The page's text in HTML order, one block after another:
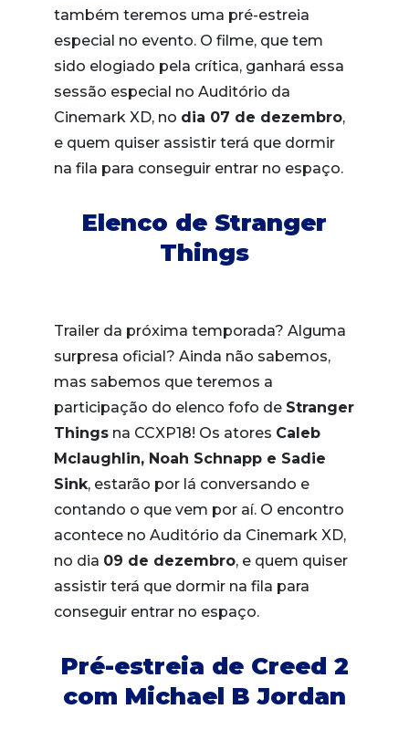
também teremos uma pré-estreia
especial no evento. O filme, que tem
sido elogiado pela crítica, ganhará essa
sessão especial no Auditório da
Cinemark XD, no dia 07 de dezembro,
e quem quiser assistir terá que dormir
na fila para conseguir entrar no espaço.
Elenco de Stranger
Things
Trailer da próxima temporada? Alguma
surpresa oficial? Ainda não sabemos,
mas sabemos que teremos a
participação do elenco fofo de Stranger
Things na CCXP18! Os atores Caleb
Mclaughlin, Noah Schnapp e Sadie
Sink, estarão por lá conversando e
contando o que vem por aí. O encontro
acontece no Auditório da Cinemark XD,
no dia 09 de dezembro, e quem quiser
assistir terá que dormir na fila para
conseguir entrar no espaço.
Pré-estreia de Creed 2
com Michael B Jordan